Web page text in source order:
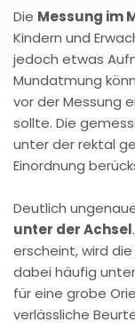
Die Messung im
Kindern und
jedoch etwas
Mundatmung
vor der Messung
sollte. Die
unter der rektal
Einordnung
Deutlich
unter der Achsel
erscheint, wird
dabei häufig
für eine grobe
verlässliche